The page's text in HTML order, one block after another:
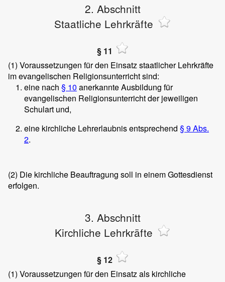
2. Abschnitt
Staatliche Lehrkräfte
§ 11
(1) Voraussetzungen für den Einsatz staatlicher Lehrkräfte
im evangelischen Religionsunterricht sind:
eine nach § 10 anerkannte Ausbildung für
evangelischen Religionsunterricht der jeweiligen
Schulart und,
eine kirchliche Lehrerlaubnis entsprechend § 9 Abs.
2.
(2) Die kirchliche Beauftragung soll in einem Gottesdienst
erfolgen.
3. Abschnitt
Kirchliche Lehrkräfte
§ 12
(1) Voraussetzungen für den Einsatz als kirchliche